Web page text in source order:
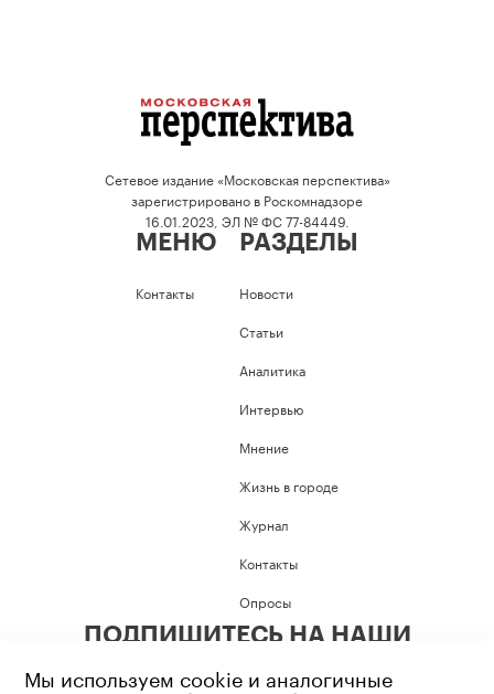
Сетевое издание «Московская перспектива»
зарегистрировано в Роскомнадзоре
16.01.2023, ЭЛ № ФС 77-84449.
МЕНЮ
Контакты
РАЗДЕЛЫ
Новости
Статьи
Аналитика
Интервью
Мнение
Жизнь в городе
Журнал
Контакты
Опросы
ПОДПИШИТЕСЬ НА НАШИ
Мы используем cookie и аналогичные